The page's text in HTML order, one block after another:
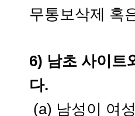
무통보삭제 혹
6) 남초 사이트
다.
(a) 남성이 여